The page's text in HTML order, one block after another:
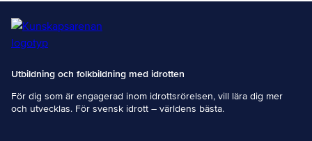
Utbildning och folkbildning med idrotten
För dig som är engagerad inom idrottsrörelsen, vill lära dig mer
och utvecklas. För svensk idrott – världens bästa.